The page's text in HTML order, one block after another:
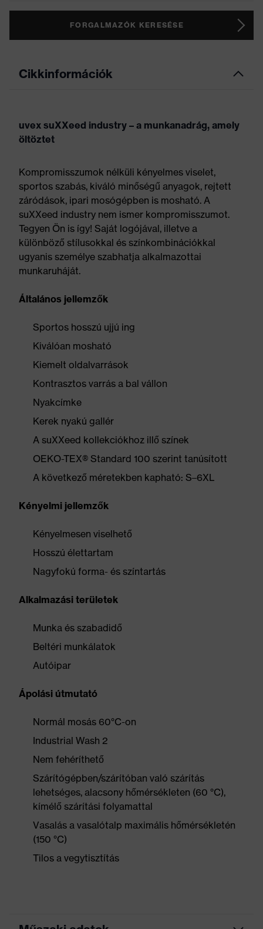
FORGALMAZÓK KERESÉSE
Cikkinformációk
uvex suXXeed industry – a munkanadrág, amely
öltöztet
Kompromisszumok nélküli kényelmes viselet,
sportos szabás, kiváló minőségű anyagok, rejtett
záródások, ipari mosógépben is mosható. A
suXXeed industry nem ismer kompromisszumot.
Tegyen Ön is így! Saját logójával, illetve a
különböző stílusokkal és színkombinációkkal
ugyanis személye szabhatja alkalmazottai
munkaruháját.
Általános jellemzők
Sportos hosszú ujjú ing
Kiválóan mosható
Kiemelt oldalvarrások
Kontrasztos varrás a bal vállon
Nyakcímke
Kerek nyakú gallér
A suXXeed kollekciókhoz illő színek
OEKO-TEX® Standard 100 szerint tanúsított
A következő méretekben kapható: S–6XL
Kényelmi jellemzők
Kényelmesen viselhető
Hosszú élettartam
Nagyfokú forma- és színtartás
Alkalmazási területek
Munka és szabadidő
Beltéri munkálatok
Autóipar
Ápolási útmutató
Normál mosás 60°C-on
Industrial Wash 2
Nem fehéríthető
Szárítógépben/szárítóban való szárítás
lehetséges, alacsony hőmérsékleten (60 °C),
kímélő szárítási folyamattal
Vasalás a vasalótalp maximális hőmérsékletén
(150 °C)
Tilos a vegytisztítás